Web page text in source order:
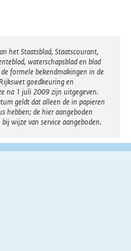
het Staatsblad, Staatscourant,
waterschapsblad en blad
formele bekendmakingen in de
goedkeuring en
na 1 juli 2009 zijn uitgegeven.
geldt dat alleen de in papieren
hebben; de hier aangeboden
wijze van service aangeboden.